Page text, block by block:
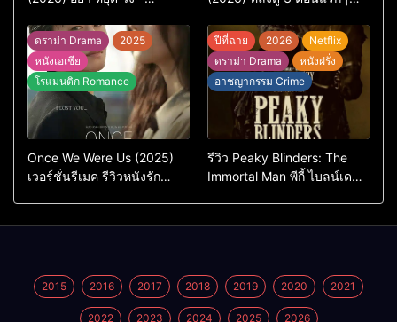
ต้นฉบับเกาหลี
แต่ยังไปไม่ถึงไหน
ดราม่า Drama
2025
หนังเอเชีย
โรแมนติก Romance
Once We Were Us (2025)
เวอร์ชั่นรีเมค รีวิวหนังรัก
ปีที่ฉาย 2026
Netflix
ดราม่า Drama
หนังฝรั่ง
อาชญากรรม Crime
รีวิว Peaky Blinders: The
Immortal Man พีกี้ ไบลน์เด
2015 2016 2017 2018 2019 2020 2021
2022 2023 2024 2025 2026